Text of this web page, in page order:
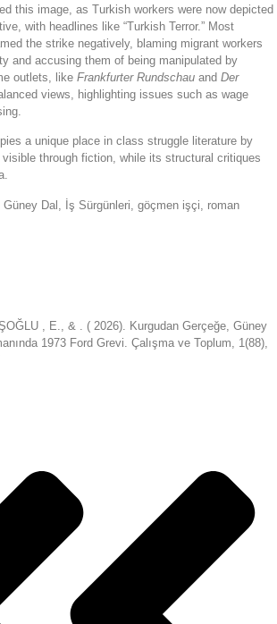
this image, as Turkish workers were now depicted
with headlines like “Turkish Terror.” Most
the strike negatively, blaming migrant workers
and accusing them of being manipulated by
outlets, like Frankfurter Rundschau and Der
views, highlighting issues such as wage
a unique place in class struggle literature by
through fiction, while its structural critiques
Güney Dal, İş Sürgünleri, göçmen işçi, roman
E ., & . ( 2026). Kurgudan Gerçeğe, Güney
1973 Ford Grevi. Çalışma ve Toplum, 1(88),